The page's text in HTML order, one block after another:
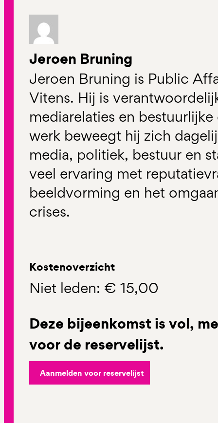
Jeroen Bruning
Jeroen Bruning is Public
Vitens. Hij is
mediarelaties en
werk beweegt hij zich
media, politiek, bestuur en
veel ervaring met
beeldvorming en het
crises.
Kostenoverzicht
Niet leden: € 15,00
Deze bijeenkomst is vol,
voor de reservelijst.
Aanmelden voor reservelijst